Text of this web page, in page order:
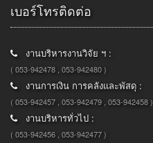
เบอร์โทรติดต่อ
งานบริหารงานวิจัย ฯ :
( 053-942478 , 053-942480 )
งานการเงิน การคลังและพัสดุ :
( 053-942457 , 053-942479 , 053-942458 )
งานบริหารทั่วไป :
( 053-942456 , 053-942477 )